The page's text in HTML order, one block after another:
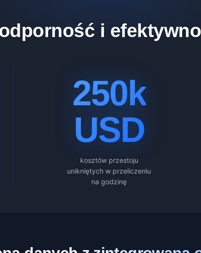
i
250k
USD
kosztów przestoju
unikniętych w przeliczeniu
na godzinę